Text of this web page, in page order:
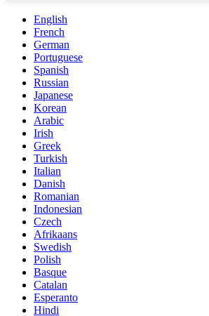
English
French
German
Portuguese
Spanish
Russian
Japanese
Korean
Arabic
Irish
Greek
Turkish
Italian
Danish
Romanian
Indonesian
Czech
Afrikaans
Swedish
Polish
Basque
Catalan
Esperanto
Hindi